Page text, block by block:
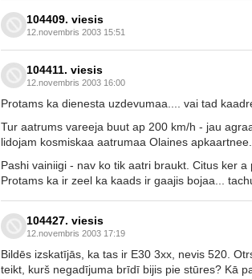
104409. viesis
12.novembris 2003 15:51
104411. viesis
12.novembris 2003 16:00
Protams ka dienesta uzdevumaa.... vai tad
Tur aatrums vareeja buut ap 200 km/h - jau
lidojam kosmiskaa aatrumaa Olaines
Pashi vainiigi - nav ko tik aatri braukt. Citus ker a
Protams ka ir zeel ka kaads ir gaajis bojaa...
104427. viesis
12.novembris 2003 17:19
Bildēs izskatījās, ka tas ir E30 3xx, nevis 520.
teikt, kurš negadījuma brīdī bijis pie stūres? Kā